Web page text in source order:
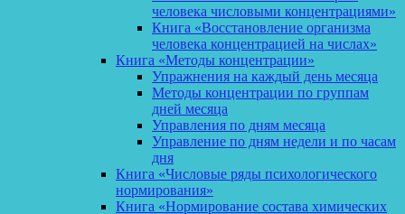
человека числовыми концентрациями»
Книга «Восстановление организма
человека концентрацией на числах»
Книга «Методы концентрации»
Упражнения на каждый день месяца
Методы концентрации по группам
дней месяца
Управления по дням месяца
Управление по дням недели и по часам
дня
Книга «Числовые ряды психологического
нормирования»
Книга «Нормирование состава химических